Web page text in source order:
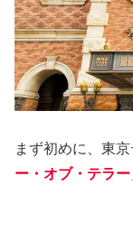
まず初めに、東
ー・オブ・テラー